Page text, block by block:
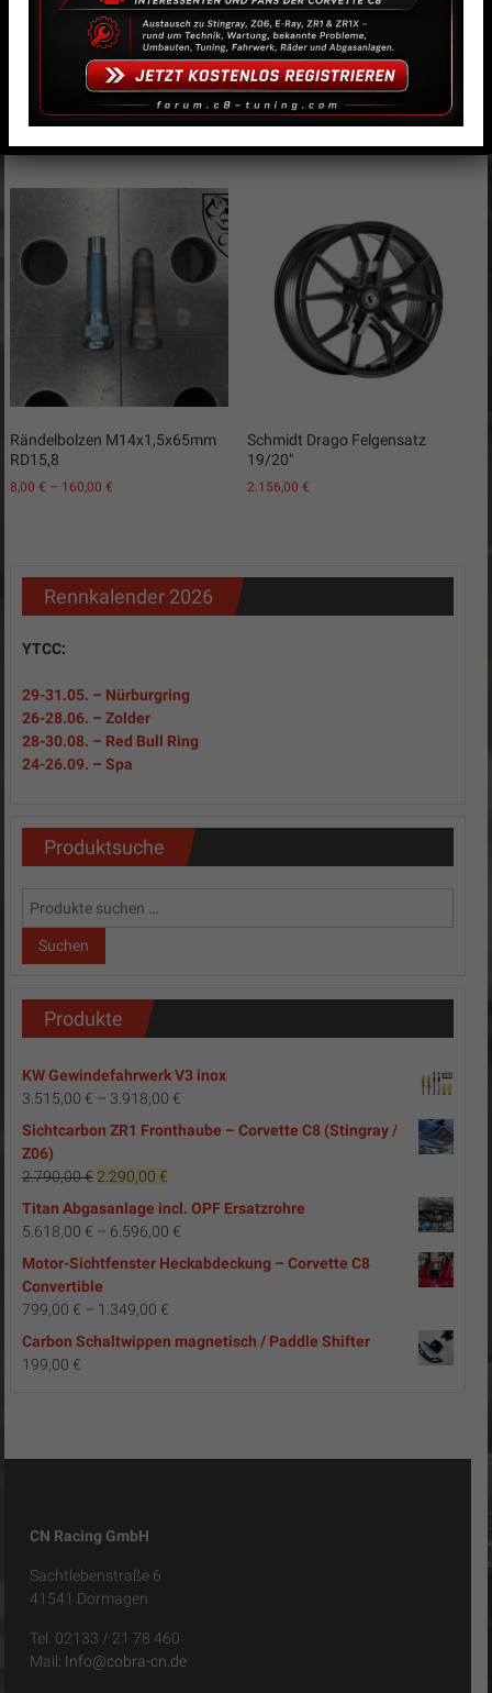
H&R Spurverbreiterung
59,00€
Eibach Stabilisatoren/Anti-Roll-
Kit E40-23-036-01-11
999,00€
Rändelbolzen M14x1,5x65mm
RD15,8
8,00 € – 160,00 €
Schmidt Drago Felgensatz
19/20″
2.156,00 €
Rennkalender 2026
YTCC:
29-31.05. – Nürburgring
26-28.06. – Zolder
28-30.08. – Red Bull Ring
24-26.09. – Spa
Produktsuche
Suchen
Suchen
Produkte
KW Gewindefahrwerk V3 inox
3.515,00 € – 3.918,00 €
Sichtcarbon ZR1 Fronthaube – Corvette C8 (Stingray /
Z06)
2.790,00€ Ursprünglicher
Preis
2.790,00 €
2.290,00 €Aktueller
Preis
Titan Abgasanlage incl. OPF Ersatzrohre
5.618,00 € – 6.596,00 €
Motor-Sichtfenster Heckabdeckung – Corvette C8
Convertible
799,00 € – 1.349,00 €
Carbon Schaltwippen magnetisch / Paddle Shifter
199,00 €
CN Racing GmbH
Sachtlebenstraße 6
41541 Dormagen
Tel. 02133 / 21 78 460
Mail: Info@cobra-cn.de